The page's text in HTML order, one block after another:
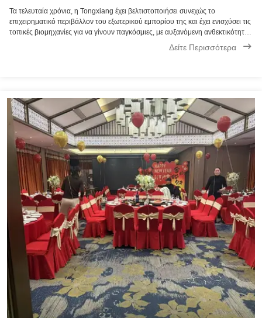
περίπτωση της Tongxiang Yuesheng Import &
Export Trading Co., Ltd.
Τα τελευταία χρόνια, η Tongxiang έχει βελτιστοποιήσει συνεχώς το
επιχειρηματικό περιβάλλον του εξωτερικού εμπορίου της και έχει ενισχύσει τις
τοπικές βιομηχανίες για να γίνουν παγκόσμιες, με αυξανόμενη ανθεκτικότητα
στην ανάπτυξη του εξωτερικού εμπορίου.Tongxiang Yuesheng Import &
Δείτε Περισσότερα